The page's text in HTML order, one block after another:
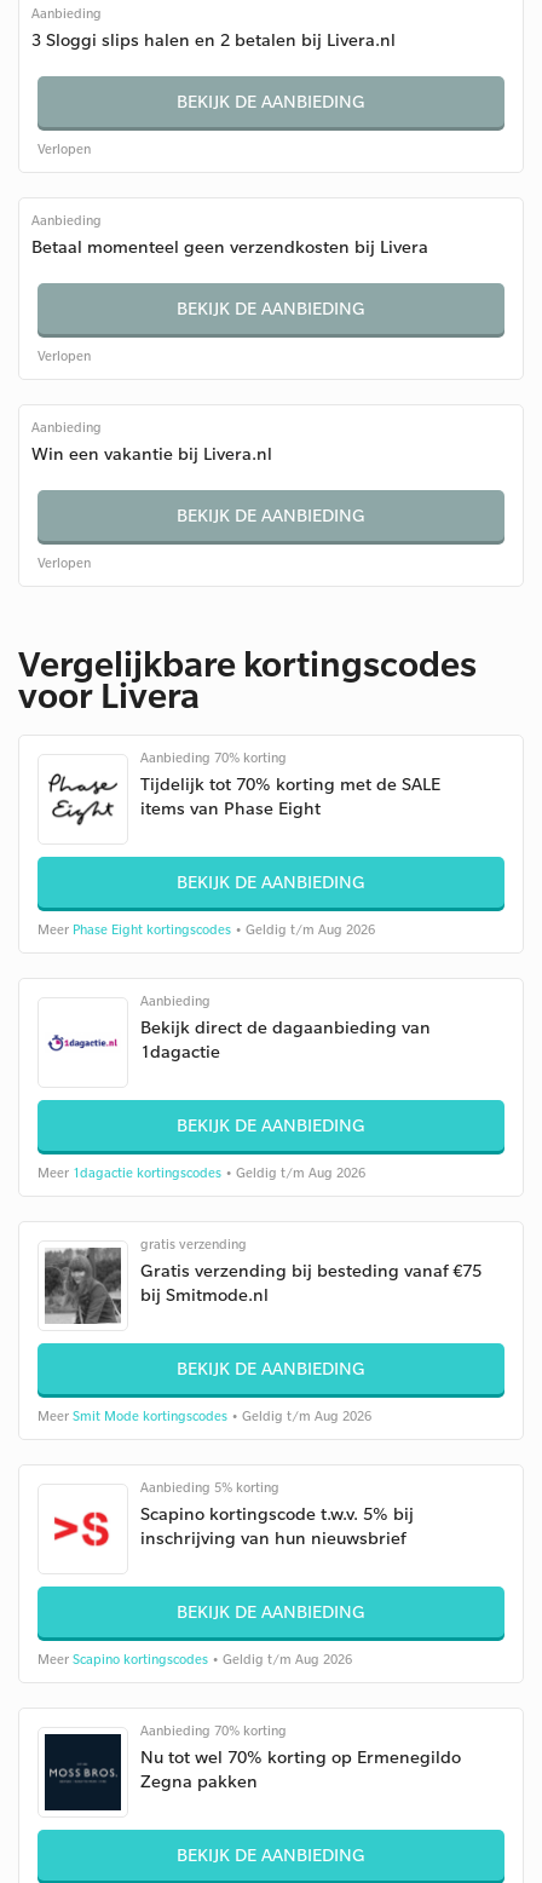
Aanbieding
3 Sloggi slips halen en 2 betalen bij Livera.nl
BEKIJK DE AANBIEDING
Verlopen
Aanbieding
Betaal momenteel geen verzendkosten bij Livera
BEKIJK DE AANBIEDING
Verlopen
Aanbieding
Win een vakantie bij Livera.nl
BEKIJK DE AANBIEDING
Verlopen
Vergelijkbare kortingscodes
voor Livera
Aanbieding 70% korting
Tijdelijk tot 70% korting met de SALE
items van Phase Eight
BEKIJK DE AANBIEDING
Meer Phase Eight kortingscodes • Geldig t/m Aug 2026
Aanbieding
Bekijk direct de dagaanbieding van
1dagactie
BEKIJK DE AANBIEDING
Meer 1dagactie kortingscodes • Geldig t/m Aug 2026
gratis verzending
Gratis verzending bij besteding vanaf €75
bij Smitmode.nl
BEKIJK DE AANBIEDING
Meer Smit Mode kortingscodes • Geldig t/m Aug 2026
Aanbieding 5% korting
Scapino kortingscode t.w.v. 5% bij
inschrijving van hun nieuwsbrief
BEKIJK DE AANBIEDING
Meer Scapino kortingscodes • Geldig t/m Aug 2026
Aanbieding 70% korting
Nu tot wel 70% korting op Ermenegildo
Zegna pakken
BEKIJK DE AANBIEDING